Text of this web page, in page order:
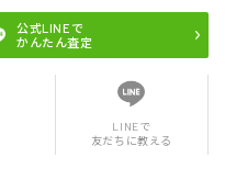
公式LINEで
かんたん査定
LINEで
友だちに教える